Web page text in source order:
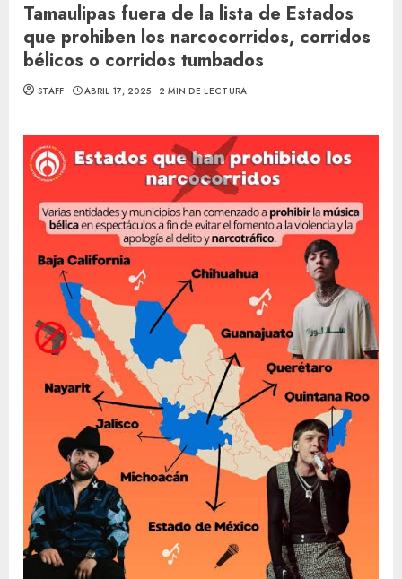
Tamaulipas fuera de la lista de Estados
que prohiben los narcocorridos, corridos
bélicos o corridos tumbados
STAFF ABRIL 17, 2025 2 MIN DE LECTURA